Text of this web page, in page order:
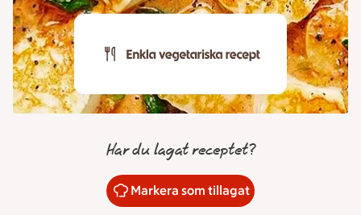
Har du lagat receptet?
Markera som tillagat